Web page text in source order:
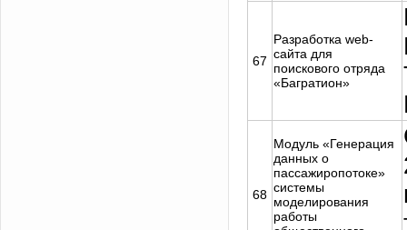
67
Разработка web-
cайта для
поискового отряда
«Багратион»
68
Модуль «Генерация
данных о
пассажиропотоке»
системы
моделирования
работы